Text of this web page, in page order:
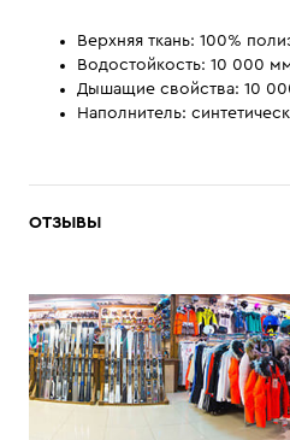
Верхняя ткань: 100%
Водостойкость: 10 000
Дышащие свойства: 10
Наполнитель:
ОТЗЫВЫ